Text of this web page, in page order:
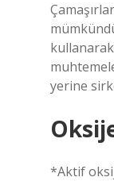
kullanarak
yerine
*Aktif